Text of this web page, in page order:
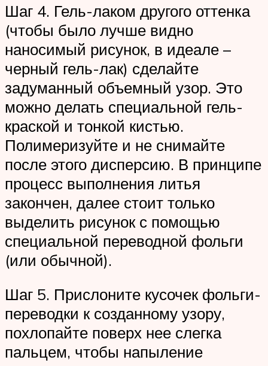
Шаг 4. Гель-лаком другого оттенка
(чтобы было лучше видно
наносимый рисунок, в идеале –
черный гель-лак) сделайте
задуманный объемный узор. Это
можно делать специальной гель-
краской и тонкой кистью.
Полимеризуйте и не снимайте
после этого дисперсию. В принципе
процесс выполнения литья
закончен, далее стоит только
выделить рисунок с помощью
специальной переводной фольги
(или обычной).
Шаг 5. Прислоните кусочек фольги-
переводки к созданному узору,
похлопайте поверх нее слегка
пальцем, чтобы напыление